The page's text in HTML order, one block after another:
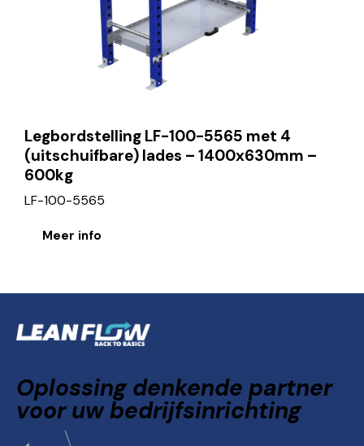
Legbordstelling LF-100-5565 met 4
(uitschuifbare) lades – 1400x630mm –
600kg
LF-100-5565
Meer info
Oplossing denkende partner
voor uw bedrijfsinrichting